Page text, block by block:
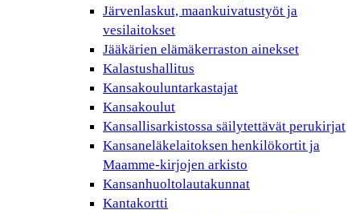
Järvenlaskut, maankuivatustyöt ja
vesilaitokset
Jääkärien elämäkerraston ainekset
Kalastushallitus
Kansakouluntarkastajat
Kansakoulut
Kansallisarkistossa säilytettävät perukirjat
Kansaneläkelaitoksen henkilökortit ja
Maamme-kirjojen arkisto
Kansanhuoltolautakunnat
Kantakortti